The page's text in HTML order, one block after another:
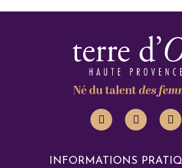
INFORMATIONS